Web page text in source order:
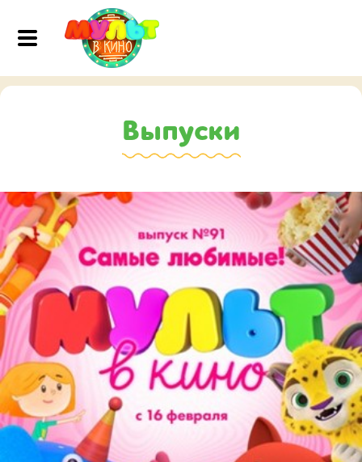
Выпуски